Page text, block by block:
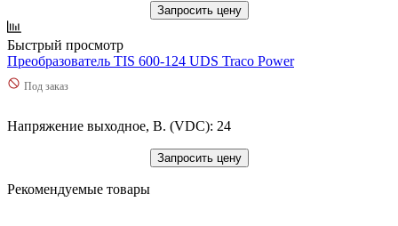
Запросить цену
Быстрый просмотр
Преобразователь TIS 600-124 UDS Traco Power
Под заказ
Напряжение выходное, В. (VDC): 24
Запросить цену
Рекомендуемые товары